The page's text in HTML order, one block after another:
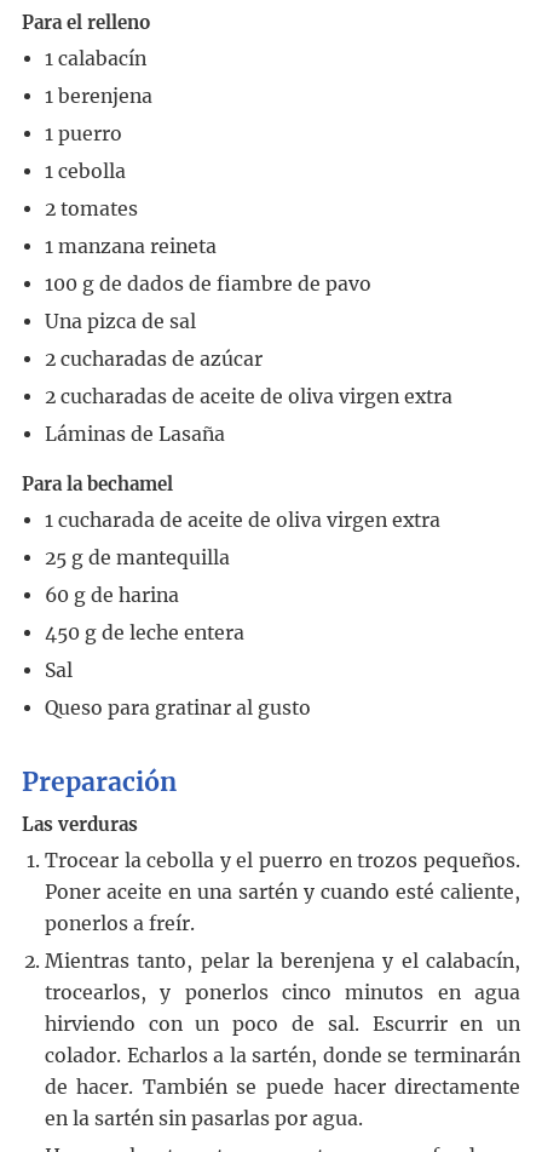
Para el relleno
1 calabacín
1 berenjena
1 puerro
1 cebolla
2 tomates
1 manzana reineta
100 g de dados de fiambre de pavo
Una pizca de sal
2 cucharadas de azúcar
2 cucharadas de aceite de oliva virgen extra
Láminas de Lasaña
Para la bechamel
1 cucharada de aceite de oliva virgen extra
25 g de mantequilla
60 g de harina
450 g de leche entera
Sal
Queso para gratinar al gusto
Preparación
Las verduras
Trocear la cebolla y el puerro en trozos pequeños.
Poner aceite en una sartén y cuando esté caliente,
ponerlos a freír.
Mientras tanto, pelar la berenjena y el calabacín,
trocearlos, y ponerlos cinco minutos en agua
hirviendo con un poco de sal. Escurrir en un
colador. Echarlos a la sartén, donde se terminarán
de hacer. También se puede hacer directamente
en la sartén sin pasarlas por agua.